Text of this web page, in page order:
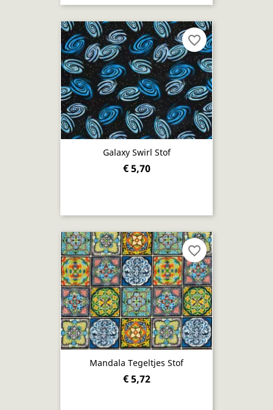
Galaxy Swirl Stof
€ 5,70
favorite_border
Mandala Tegeltjes Stof
€ 5,72
favorite_border